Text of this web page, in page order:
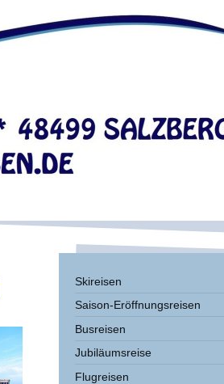
Skireisen
Saison-Eröffnungsreisen
Busreisen
Jubiläumsreise
Flugreisen